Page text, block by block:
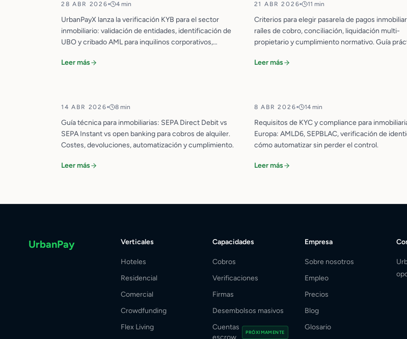
CUMPLIMIENTO
28 ABR 2026 4 min
UrbanPayX lanza la verificación KYB para el sector
inmobiliario: validación de entidades, identificación de
UBO y cribado AML para inquilinos corporativos,
Leer más
PAGOS
21 ABR 2026 11 min
Criterios para elegir pasarela de pagos
raíles de cobro, conciliación, liquidación multi-
propietario y cumplimiento normativo. Guía
Leer más
SEPA
SEPA para Inmobiliarias: Cómo
14 ABR 2026 8 min
Guía técnica para inmobiliarias: SEPA Direct Debit vs
SEPA Instant vs open banking para cobros de alquiler.
Costes, devoluciones, automatización y cumplimiento.
Leer más
CUMPLIMIENTO
KYC y Compliance Inmobiliario
Europa: Lo Que Debes Saber en
8 ABR 2026 14 min
Requisitos de KYC y compliance para
Europa: AMLD6, SEPBLAC, verificación de
cómo automatizar sin perder el control.
Leer más
UrbanPay Verticales
Hoteles
Residencial
Comercial
Crowdfunding
Flex Living
Capacidades
Cobros
Verificaciones
Firmas
Desembolsos masivos
Cuentas
escrow
PRÓXIMAMENTE
Empresa
Sobre nosotros
Empleo
Precios
Blog
Glosario